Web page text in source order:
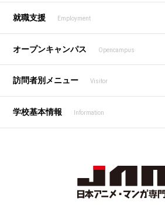
就職支援 Employment
オープンキャンパス Opencampus
訪問者別メニュー Visitor
学校基本情報 Information